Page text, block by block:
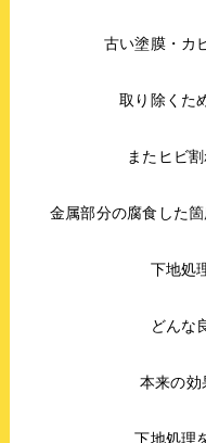
古い塗膜・カ
取り除くた
またヒビ
金属部分の腐食した
下地処
どんな
本来の効
下地処理